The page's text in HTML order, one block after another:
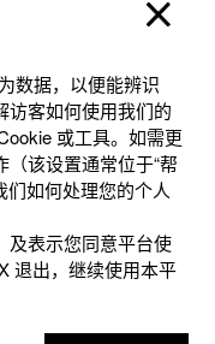
数据，以便能辨识
访客如何使⽤我们的
或⼯具。如需更
该设置通常位于“帮
们如何处理您的个⼈
及表示您同意平台使
退出，继续使⽤本平